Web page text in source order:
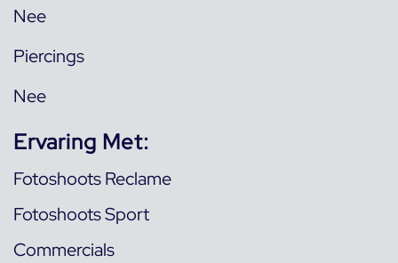
Nee
Piercings
Nee
Ervaring Met:
Fotoshoots Reclame
Fotoshoots Sport
Commercials